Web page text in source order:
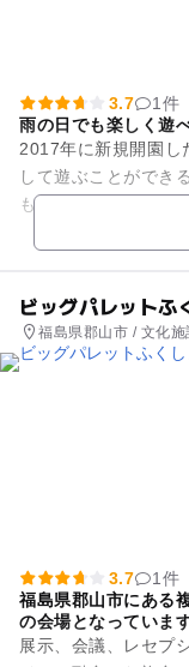
3.7
1件
雨の日でも楽しく遊
2017年に新規開園し
して遊ぶことができ
も安心して遊べる屋
問わず快適に遊ぶこ
ビッグパレットふ
福島県郡山市 / 文化施
3.7
1件
福島県郡山市にある
の会場となっています
展示、会議、レセプ